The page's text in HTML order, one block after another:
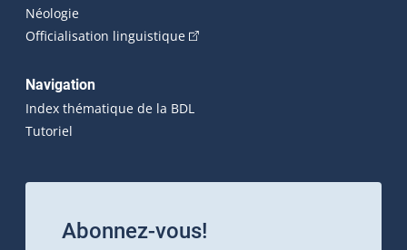
Néologie
Officialisation linguistique(Cet hyperlien externe s'ouvrira
Navigation
Index thématique de la BDL
Tutoriel
Abonnez-vous!